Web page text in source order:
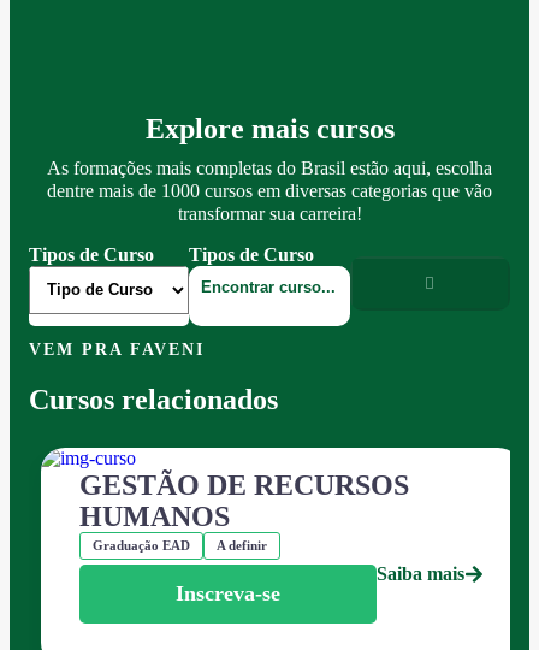
Explore mais cursos
As formações mais completas do Brasil estão aqui, escolha
dentre mais de 1000 cursos em diversas categorias que vão
transformar sua carreira!
Tipos de Curso
Tipos de Curso
VEM PRA FAVENI
Cursos relacionados
GESTÃO DE RECURSOS
HUMANOS
Graduação EAD A definir
Inscreva-se
Saiba mais